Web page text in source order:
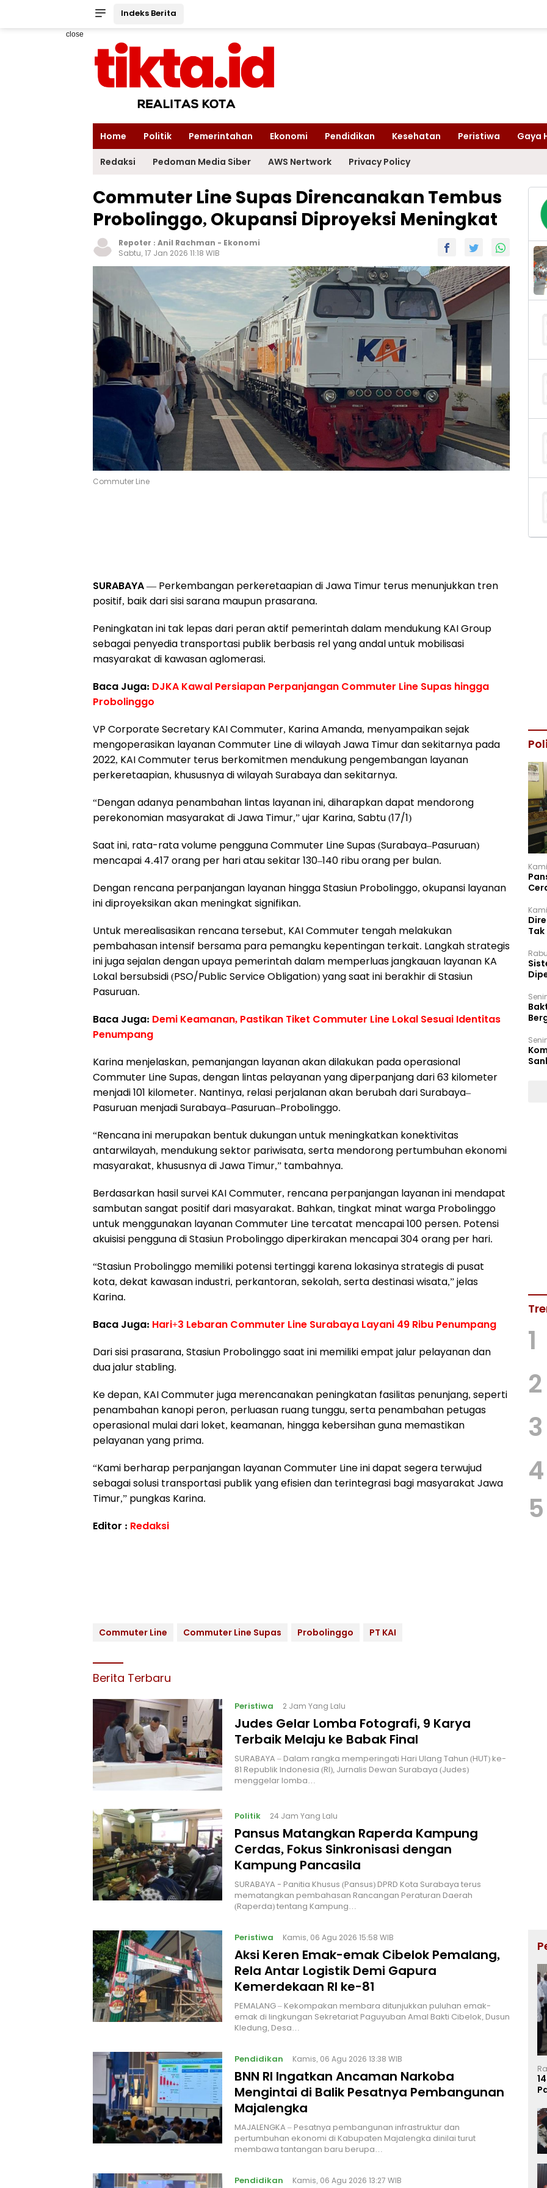
Indeks Berita
close
Home Politik Pemerintahan Ekonomi Pendidikan Kesehatan Peristiwa Gaya
Redaksi Pedoman Media Siber AWS Nertwork Privacy Policy
Commuter Line Supas Direncanakan Tembus
Probolinggo, Okupansi Diproyeksi Meningkat
Repoter : Anil Rachman - Ekonomi
Sabtu, 17 Jan 2026 11:18 WIB
Commuter Line
SURABAYA— Perkembangan perkeretaapian di Jawa Timur terus menunjukkan tren
positif, baik dari sisi sarana maupun prasarana.
Peningkatan ini tak lepas dari peran aktif pemerintah dalam mendukung KAI Group
sebagai penyedia transportasi publik berbasis rel yang andal untuk mobilisasi
masyarakat di kawasan aglomerasi.
Baca Juga: DJKA Kawal Persiapan Perpanjangan Commuter Line Supas hingga
Probolinggo
VP Corporate Secretary KAI Commuter, Karina Amanda, menyampaikan sejak
mengoperasikan layanan Commuter Line di wilayah Jawa Timur dan sekitarnya pada
2022, KAI Commuter terus berkomitmen mendukung pengembangan layanan
perkeretaapian, khususnya di wilayah Surabaya dan sekitarnya.
“Dengan adanya penambahan lintas layanan ini, diharapkan dapat mendorong
perekonomian masyarakat di Jawa Timur,” ujar Karina, Sabtu (17/1)
Saat ini, rata-rata volume pengguna Commuter Line Supas (Surabaya–Pasuruan)
mencapai 4.417 orang per hari atau sekitar 130–140 ribu orang per bulan.
Dengan rencana perpanjangan layanan hingga Stasiun Probolinggo, okupansi layanan
ini diproyeksikan akan meningkat signifikan.
Untuk merealisasikan rencana tersebut, KAI Commuter tengah melakukan
pembahasan intensif bersama para pemangku kepentingan terkait. Langkah strategis
ini juga sejalan dengan upaya pemerintah dalam memperluas jangkauan layanan KA
Lokal bersubsidi (PSO/Public Service Obligation) yang saat ini berakhir di Stasiun
Pasuruan.
Baca Juga: Demi Keamanan, Pastikan Tiket Commuter Line Lokal Sesuai Identitas
Penumpang
Karina menjelaskan, pemanjangan layanan akan dilakukan pada operasional
Commuter Line Supas, dengan lintas pelayanan yang diperpanjang dari 63 kilometer
menjadi 101 kilometer. Nantinya, relasi perjalanan akan berubah dari Surabaya–
Pasuruan menjadi Surabaya–Pasuruan–Probolinggo.
“Rencana ini merupakan bentuk dukungan untuk meningkatkan konektivitas
antarwilayah, mendukung sektor pariwisata, serta mendorong pertumbuhan ekonomi
masyarakat, khususnya di Jawa Timur,” tambahnya.
Berdasarkan hasil survei KAI Commuter, rencana perpanjangan layanan ini mendapat
sambutan sangat positif dari masyarakat. Bahkan, tingkat minat warga Probolinggo
untuk menggunakan layanan Commuter Line tercatat mencapai 100 persen. Potensi
akuisisi pengguna di Stasiun Probolinggo diperkirakan mencapai 304 orang per hari.
“Stasiun Probolinggo memiliki potensi tertinggi karena lokasinya strategis di pusat
kota, dekat kawasan industri, perkantoran, sekolah, serta destinasi wisata,” jelas
Karina.
Baca Juga: Hari+3 Lebaran Commuter Line Surabaya Layani 49 Ribu Penumpang
Dari sisi prasarana, Stasiun Probolinggo saat ini memiliki empat jalur pelayanan dan
dua jalur stabling.
Ke depan, KAI Commuter juga merencanakan peningkatan fasilitas penunjang, seperti
penambahan kanopi peron, perluasan ruang tunggu, serta penambahan petugas
operasional mulai dari loket, keamanan, hingga kebersihan guna memastikan
pelayanan yang prima.
“Kami berharap perpanjangan layanan Commuter Line ini dapat segera terwujud
sebagai solusi transportasi publik yang efisien dan terintegrasi bagi masyarakat Jawa
Timur,” pungkas Karina.
Editor : Redaksi
Commuter Line Commuter Line Supas Probolinggo PT KAI
Berita Terbaru
Peristiwa 2 Jam Yang Lalu
Judes Gelar Lomba Fotografi, 9 Karya
Terbaik Melaju ke Babak Final
‎SURABAYA – Dalam rangka memperingati Hari Ulang Tahun (HUT) ke-
81 Republik Indonesia (RI), Jurnalis Dewan Surabaya (Judes)
menggelar lomba…
Politik 24 Jam Yang Lalu
Pansus Matangkan Raperda Kampung
Cerdas, Fokus Sinkronisasi dengan
Kampung Pancasila
‎SURABAYA - Panitia Khusus (Pansus) DPRD Kota Surabaya terus
mematangkan pembahasan Rancangan Peraturan Daerah
(Raperda) tentang Kampung…
Peristiwa Kamis, 06 Agu 2026 15:58 WIB
Aksi Keren Emak-emak Cibelok Pemalang,
Rela Antar Logistik Demi Gapura
Kemerdekaan RI ke-81
PEMALANG – Kekompakan membara ditunjukkan puluhan emak-
emak di lingkungan Sekretariat Paguyuban Amal Bakti Cibelok, Dusun
Kledung, Desa…
Pendidikan Kamis, 06 Agu 2026 13:38 WIB
BNN RI Ingatkan Ancaman Narkoba
Mengintai di Balik Pesatnya Pembangunan
Majalengka
MAJALENGKA – Pesatnya pembangunan infrastruktur dan
pertumbuhan ekonomi di Kabupaten Majalengka dinilai turut
membawa tantangan baru berupa…
Pendidikan Kamis, 06 Agu 2026 13:27 WIB
1
2
3
4
5